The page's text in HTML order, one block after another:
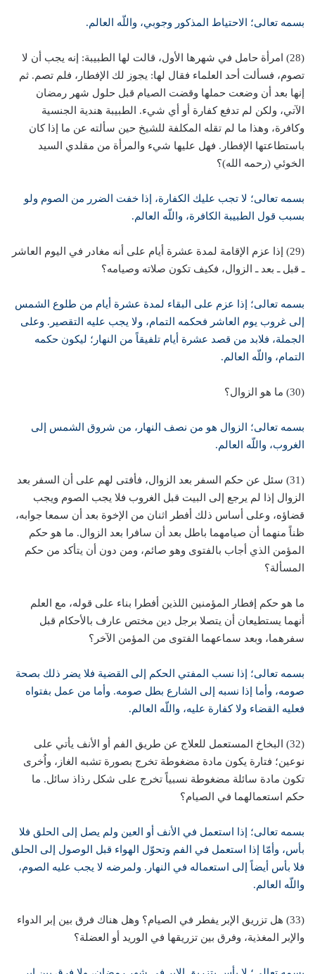
بسمه تعالى؛ الاحتياط المذكور وجوبي، واللّه العالم.
(28) امرأة حامل في شهرها الأول، قالت لها الطبيبة: إنه يجب أن لا
تصوم، فسألت أحد العلماء فقال لها: يجوز لك الإفطار، فلم تصم. ثم
إنها بعد أن وضعت حملها وقضت الصيام قبل حلول شهر رمضان
الآتي، ولكن لم تدفع كفارة أو أي شيء. الطبيبة هندية الجنسية
وكافرة، وهذا ما لم تقله المكلفة للشيخ حين سألته عن ما إذا كان
باستطاعتها الإفطار. فهل عليها شيء والمرأة من مقلدي السيد
الخوئي (رحمه الله)؟
بسمه تعالى؛ لا تجب عليك الكفارة، إذا خفت الضرر من الصوم ولو
بسبب قول الطبيبة الكافرة، واللّه العالم.
(29) إذا عزم الإقامة لمدة عشرة أيام على أنه مغادر في اليوم العاشر
ـ قبل ـ بعد ـ الزوال، فكيف تكون صلاته وصيامه؟
بسمه تعالى؛ إذا عزم على البقاء لمدة عشرة أيام من طلوع الشمس
إلى غروب يوم العاشر فحكمه التمام، ولا يجب عليه التقصير. وعلى
الجملة، فلابد من قصد عشرة أيام تلفيقاً من النهار؛ ليكون حكمه
التمام، واللّه العالم.
(30) ما هو الزوال؟
بسمه تعالى؛ الزوال هو من نصف النهار، من شروق الشمس إلى
الغروب، واللّه العالم.
(31) سئل عن حكم السفر بعد الزوال، فأفتى لهم على أن السفر بعد
الزوال إذا لم يرجع إلى البيت قبل الغروب فلا يجب الصوم ويجب
قضاؤه، وعلى أساس ذلك أفطر اثنان من الإخوة بعد أن سمعا جوابه،
ظناً منهما أن صيامهما باطل بعد أن سافرا بعد الزوال. ما هو حكم
المؤمن الذي أجاب بالفتوى وهو صائم، ومن دون أن يتأكد من حكم
المسألة؟
ما هو حكم إفطار المؤمنين اللذين أفطرا بناء على قوله، مع العلم
أنهما يستطيعان أن يتصلا برجل دين مختص عارف بالأحكام قبل
سفرهما، وبعد سماعهما الفتوى من المؤمن الآخر؟
بسمه تعالى؛ إذا نسب المفتي الحكم إلى القضية فلا يضر ذلك بصحة
صومه، وأما إذا نسبه إلى الشارع بطل صومه. وأما من عمل بفتواه
فعليه القضاء ولا كفارة عليه، واللّه العالم.
(32) البخاخ المستعمل للعلاج عن طريق الفم أو الأنف يأتي على
نوعين؛ فتارة يكون مادة مضغوطة تخرج بصورة تشبه الغاز، واُخرى
تكون مادة سائلة مضغوطة نسبياً تخرج على شكل رذاذ سائل. ما
حكم استعمالهما في الصيام؟
بسمه تعالى؛ إذا استعمل في الأنف أو العين ولم يصل إلى الحلق فلا
بأس، وأمّا إذا استعمل في الفم وتحوّل الهواء قبل الوصول إلى الحلق
فلا بأس أيضاً إلى استعماله في النهار. ولمرضه لا يجب عليه الصوم،
واللّه العالم.
(33) هل تزريق الإبر يفطر في الصيام؟ وهل هناك فرق بين إبر الدواء
والإبر المغذية، وفرق بين تزريقها في الوريد أو العضلة؟